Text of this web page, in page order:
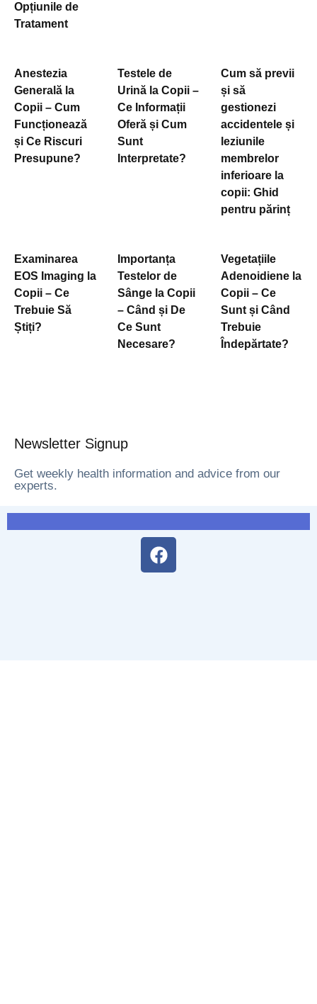
Opțiunile de
Tratament
Anestezia
Generală la
Copii – Cum
Funcționează
și Ce Riscuri
Presupune?
Testele de
Urină la Copii –
Ce Informații
Oferă și Cum
Sunt
Interpretate?
Cum să previi
și să
gestionezi
accidentele și
leziunile
membrelor
inferioare la
copii: Ghid
pentru părinț
Examinarea
EOS Imaging la
Copii – Ce
Trebuie Să
Știți?
Importanța
Testelor de
Sânge la Copii
– Când și De
Ce Sunt
Necesare?
Vegetațiile
Adenoidiene la
Copii – Ce
Sunt și Când
Trebuie
Îndepărtate?
Newsletter Signup
Get weekly health information and advice from our
experts.